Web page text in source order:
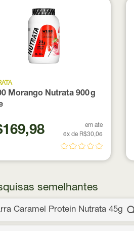
Morango Nutrata 900 g
em ate
6x de R$30,06
semelhantes
Caramel Protein Nutrata 45g